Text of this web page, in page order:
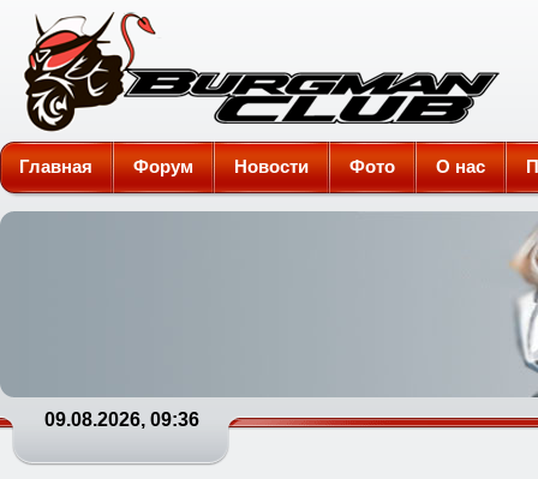
Burgman-Club
Главная Форум Новости Фото О нас
09.08.2026, 09:36